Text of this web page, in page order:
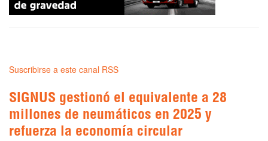
Suscribirse a este canal RSS
SIGNUS gestionó el equivalente a 28
millones de neumáticos en 2025 y
refuerza la economía circular